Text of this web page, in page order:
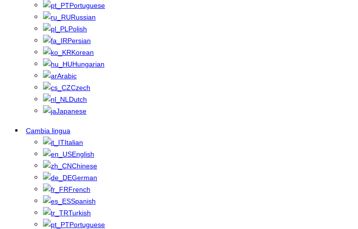
Portuguese
Russian
Polish
Persian
Korean
Hungarian
Arabic
Czech
Dutch
Japanese
Cambia lingua
Italian
English
Chinese
German
French
Spanish
Turkish
Portuguese